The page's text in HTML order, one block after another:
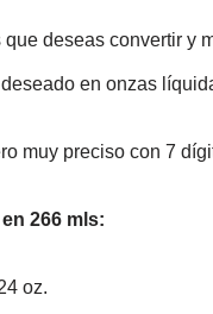
deseas convertir y
en onzas
muy preciso con 7
266 mls:
oz.